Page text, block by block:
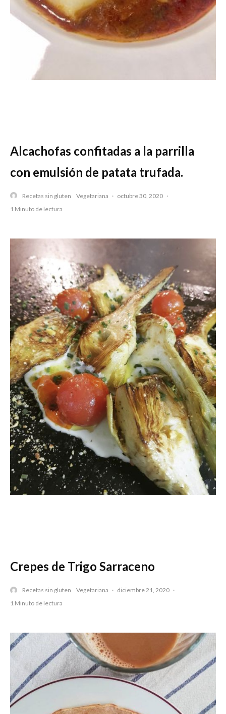
Alcachofas confitadas a la parrilla
con emulsión de patata trufada.
Recetas sin gluten Vegetariana · octubre 30, 2020 ·
1 Minuto de lectura
Crepes de Trigo Sarraceno
Recetas sin gluten Vegetariana · diciembre 21, 2020 ·
1 Minuto de lectura